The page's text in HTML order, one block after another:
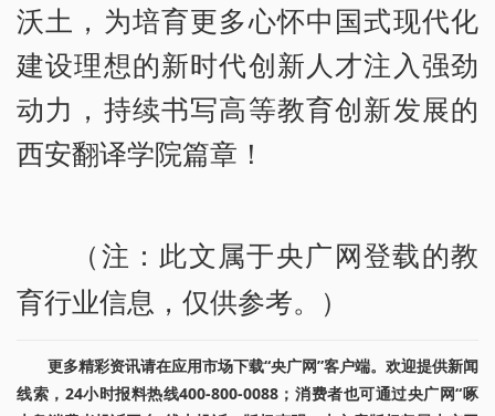
沃土，为培育更多心怀中国式现代化
建设理想的新时代创新人才注入强劲
动力，持续书写高等教育创新发展的
西安翻译学院篇章！
（注：此文属于央广网登载的教
育行业信息，仅供参考。）
更多精彩资讯请在应用市场下载“央广网”客户端。欢迎提供新闻
线索，24小时报料热线400-800-0088；消费者也可通过央广网“啄